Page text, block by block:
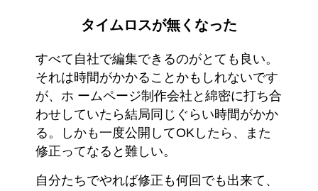
タイムロスが無くなった
すべて自社で編集できるのがとても良い。
それは時間がかかることかもしれないです
が、ホ ームページ制作会社と綿密に打ち合
わせしていたら結局同じぐらい時間がかか
る。しかも一度公開してOKしたら、また
修正ってなると難しい。
自分たちでやれば修正も何回でも出来て、